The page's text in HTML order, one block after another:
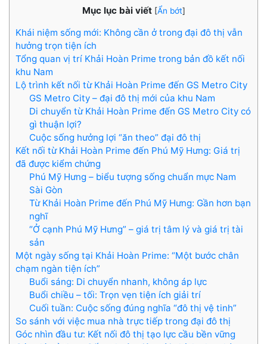
Mục lục bài viết [Ẩn bớt]
Khái niệm sống mới: Không cần ở trong đại đô thị vẫn
hưởng trọn tiện ích
Tổng quan vị trí Khải Hoàn Prime trong bản đồ kết nối
khu Nam
Lộ trình kết nối từ Khải Hoàn Prime đến GS Metro City
GS Metro City – đại đô thị mới của khu Nam
Di chuyển từ Khải Hoàn Prime đến GS Metro City có
gì thuận lợi?
Cuộc sống hưởng lợi “ăn theo” đại đô thị
Kết nối từ Khải Hoàn Prime đến Phú Mỹ Hưng: Giá trị
đã được kiểm chứng
Phú Mỹ Hưng – biểu tượng sống chuẩn mực Nam
Sài Gòn
Từ Khải Hoàn Prime đến Phú Mỹ Hưng: Gần hơn bạn
nghĩ
“Ở cạnh Phú Mỹ Hưng” – giá trị tâm lý và giá trị tài
sản
Một ngày sống tại Khải Hoàn Prime: “Một bước chân
chạm ngàn tiện ích”
Buổi sáng: Di chuyển nhanh, không áp lực
Buổi chiều – tối: Trọn vẹn tiện ích giải trí
Cuối tuần: Cuộc sống đúng nghĩa “đô thị vệ tinh”
So sánh với việc mua nhà trực tiếp trong đại đô thị
Góc nhìn đầu tư: Kết nối đô thị tạo lực cầu bền vững